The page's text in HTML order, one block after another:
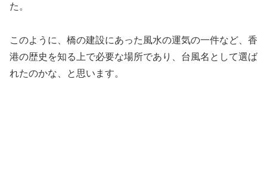
た。
このように、橋の建設にあった風水の運気の一件など、香
港の歴史を知る上で必要な場所であり、台風名として選ば
れたのかな、と思います。